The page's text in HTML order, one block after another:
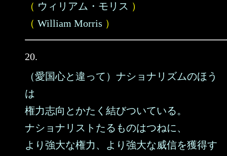
（ ウィリアム・モリス ）
（ William Morris ）
20.
（愛国心と違って）ナショナリズムのほう
は
権力志向とかたく結びついている。
ナショナリストたるものはつねに、
より強大な権力、より強大な威信を獲得す